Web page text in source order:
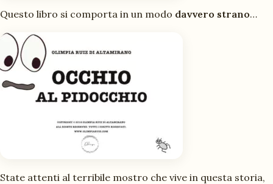
Questo libro si comporta in un modo davvero strano…
State attenti al terribile mostro che vive in questa storia,